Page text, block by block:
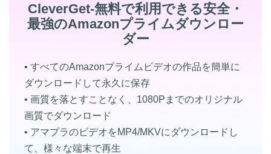
CleverGet‐無料で利用できる安全・
最強のAmazonプライムダウンロー
ダー
• すべてのAmazonプライムビデオの作品を簡単に
ダウンロードして永久に保存
• 画質を落とすことなく、1080Pまでのオリジナル
画質でダウンロード
• アマプラのビデオをMP4/MKVにダウンロードし
て、様々な端末で再生